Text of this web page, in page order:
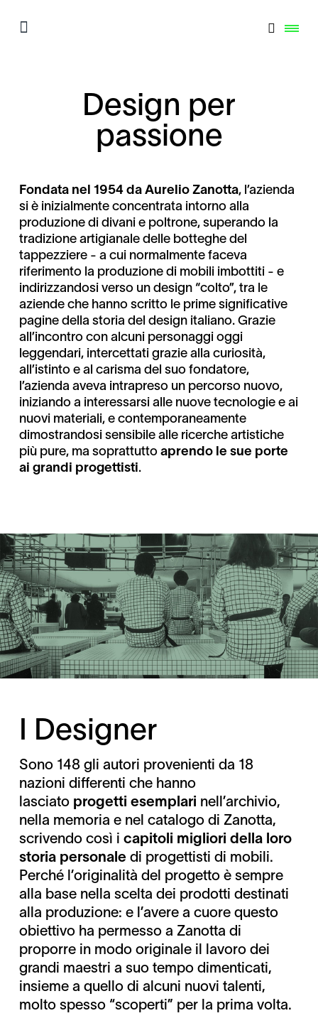
Design per
passione
Fondata nel 1954 da Aurelio Zanotta, l’azienda
si è inizialmente concentrata intorno alla
produzione di divani e poltrone, superando la
tradizione artigianale delle botteghe del
tappezziere - a cui normalmente faceva
riferimento la produzione di mobili imbottiti - e
indirizzandosi verso un design “colto”, tra le
aziende che hanno scritto le prime significative
pagine della storia del design italiano. Grazie
all’incontro con alcuni personaggi oggi
leggendari, intercettati grazie alla curiosità,
all’istinto e al carisma del suo fondatore,
l’azienda aveva intrapreso un percorso nuovo,
iniziando a interessarsi alle nuove tecnologie e ai
nuovi materiali, e contemporaneamente
dimostrandosi sensibile alle ricerche artistiche
più pure, ma soprattutto aprendo le sue porte
ai grandi progettisti.
I Designer
Sono 148 gli autori provenienti da 18
nazioni differenti che hanno
lasciato progetti esemplari nell’archivio,
nella memoria e nel catalogo di Zanotta,
scrivendo così i capitoli migliori della loro
storia personale di progettisti di mobili.
Perché l’originalità del progetto è sempre
alla base nella scelta dei prodotti destinati
alla produzione: e l’avere a cuore questo
obiettivo ha permesso a Zanotta di
proporre in modo originale il lavoro dei
grandi maestri a suo tempo dimenticati,
insieme a quello di alcuni nuovi talenti,
molto spesso “scoperti” per la prima volta.